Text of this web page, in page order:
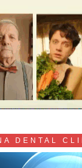
DENTAL